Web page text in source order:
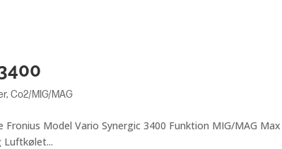
,Co2/MIG/MAG
Model Vario Synergic 3400 Funktion MIG/MAG
Luftkølet...